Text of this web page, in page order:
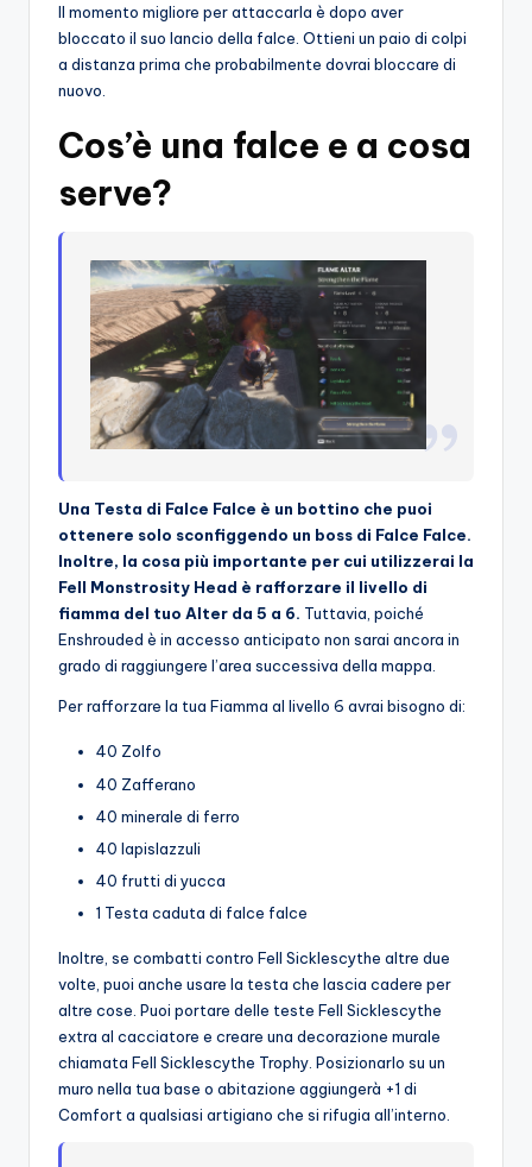
Il momento migliore per attaccarla è dopo aver
bloccato il suo lancio della falce. Ottieni un paio di colpi
a distanza prima che probabilmente dovrai bloccare di
nuovo.
Cos’è una falce e a cosa
serve?
Una Testa di Falce Falce è un bottino che puoi
ottenere solo sconfiggendo un boss di Falce Falce.
Inoltre, la cosa più importante per cui utilizzerai la
Fell Monstrosity Head è rafforzare il livello di
fiamma del tuo Alter da 5 a 6. Tuttavia, poiché
Enshrouded è in accesso anticipato non sarai ancora in
grado di raggiungere l’area successiva della mappa.
Per rafforzare la tua Fiamma al livello 6 avrai bisogno di:
40 Zolfo
40 Zafferano
40 minerale di ferro
40 lapislazzuli
40 frutti di yucca
1 Testa caduta di falce falce
Inoltre, se combatti contro Fell Sicklescythe altre due
volte, puoi anche usare la testa che lascia cadere per
altre cose. Puoi portare delle teste Fell Sicklescythe
extra al cacciatore e creare una decorazione murale
chiamata Fell Sicklescythe Trophy. Posizionarlo su un
muro nella tua base o abitazione aggiungerà +1 di
Comfort a qualsiasi artigiano che si rifugia all’interno.